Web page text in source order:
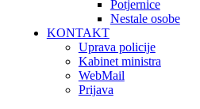
Potjernice
Nestale osobe
KONTAKT
Uprava policije
Kabinet ministra
WebMail
Prijava